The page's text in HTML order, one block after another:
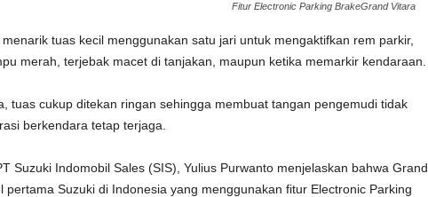
Fitur Electronic Parking BrakeGrand Vitara
tuas kecil menggunakan satu jari untuk mengaktifkan rem parkir,
merah, terjebak macet di tanjakan, maupun ketika memarkir kendaraan.
tuas cukup ditekan ringan sehingga membuat tangan pengemudi tidak
berkendara tetap terjaga.
Suzuki Indomobil Sales (SIS), Yulius Purwanto menjelaskan bahwa Grand
pertama Suzuki di Indonesia yang menggunakan fitur Electronic Parking